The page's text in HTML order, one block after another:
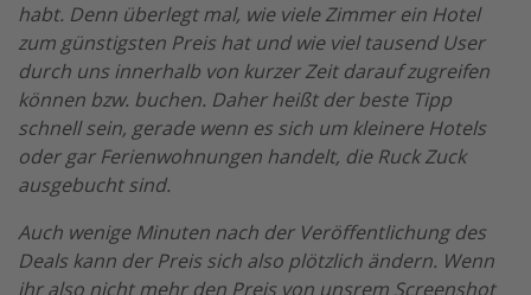
habt. Denn überlegt mal, wie viele Zimmer ein Hotel
zum günstigsten Preis hat und wie viel tausend User
durch uns innerhalb von kurzer Zeit darauf zugreifen
können bzw. buchen. Daher heißt der beste Tipp
schnell sein, gerade wenn es sich um kleinere Hotels
oder gar Ferienwohnungen handelt, die Ruck Zuck
ausgebucht sind.
Auch wenige Minuten nach der Veröffentlichung des
Deals kann der Preis sich also plötzlich ändern. Wenn
ihr also nicht mehr den Preis von unsrem Screenshot